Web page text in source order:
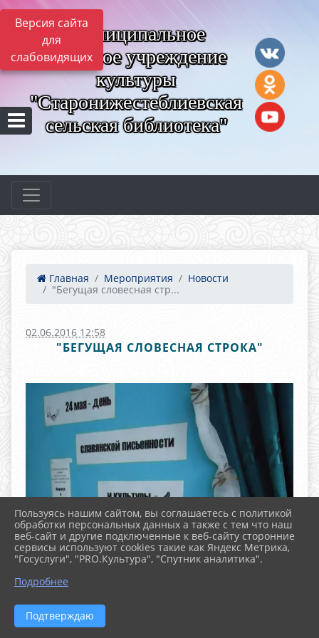
Версия сайта
для
слабовидящих
Муниципальное
казённое учреждение
культуры
"Старонижестеблиевская
сельская библиотека"
Главная Мероприятия
Новости
"Бегущая словесная стр...
02.06.2016 12:58
"БЕГУЩАЯ СЛОВЕСНАЯ СТРОКА"
Пользуясь нашим сайтом, вы соглашаетесь с политикой
обработки персональных данных а также с тем что наш
веб-сайт и другие подключенные к веб-сайту сторонние
сервисы используют cookies такие как Яндекс Метрика,
"Госуслуги", "PRO.Культура", "Спутник аналитика".
Подробнее
Подтверждаю